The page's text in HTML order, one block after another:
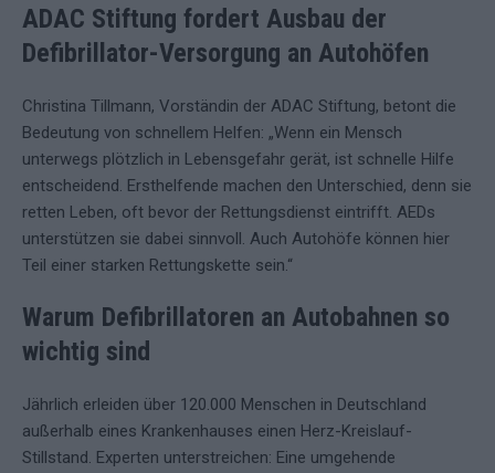
ADAC Stiftung fordert Ausbau der
Defibrillator-Versorgung an Autohöfen
Christina Tillmann, Vorständin der ADAC Stiftung, betont die
Bedeutung von schnellem Helfen: „Wenn ein Mensch
unterwegs plötzlich in Lebensgefahr gerät, ist schnelle Hilfe
entscheidend. Ersthelfende machen den Unterschied, denn sie
retten Leben, oft bevor der Rettungsdienst eintrifft. AEDs
unterstützen sie dabei sinnvoll. Auch Autohöfe können hier
Teil einer starken Rettungskette sein.“
Warum Defibrillatoren an Autobahnen so
wichtig sind
Jährlich erleiden über 120.000 Menschen in Deutschland
außerhalb eines Krankenhauses einen Herz-Kreislauf-
Stillstand. Experten unterstreichen: Eine umgehende